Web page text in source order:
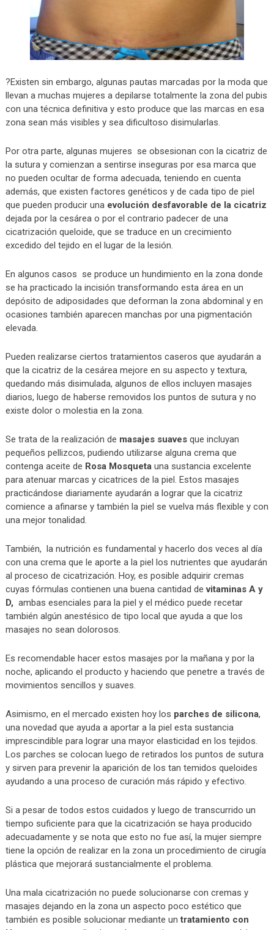
?Existen sin embargo, algunas pautas marcadas por la moda que
llevan a muchas mujeres a depilarse totalmente la zona del pubis
con una técnica definitiva y esto produce que las marcas en esa
zona sean más visibles y sea dificultoso disimularlas.
Por otra parte, algunas mujeres se obsesionan con la cicatriz de
la sutura y comienzan a sentirse inseguras por esa marca que
no pueden ocultar de forma adecuada, teniendo en cuenta
además, que existen factores genéticos y de cada tipo de piel
que pueden producir una evolución desfavorable de la cicatriz
dejada por la cesárea o por el contrario padecer de una
cicatrización queloide, que se traduce en un crecimiento
excedido del tejido en el lugar de la lesión.
En algunos casos se produce un hundimiento en la zona donde
se ha practicado la incisión transformando esta área en un
depósito de adiposidades que deforman la zona abdominal y en
ocasiones también aparecen manchas por una pigmentación
elevada.
Pueden realizarse ciertos tratamientos caseros que ayudarán a
que la cicatriz de la cesárea mejore en su aspecto y textura,
quedando más disimulada, algunos de ellos incluyen masajes
diarios, luego de haberse removidos los puntos de sutura y no
existe dolor o molestia en la zona.
Se trata de la realización de masajes suaves que incluyan
pequeños pellizcos, pudiendo utilizarse alguna crema que
contenga aceite de Rosa Mosqueta una sustancia excelente
para atenuar marcas y cicatrices de la piel. Estos masajes
practicándose diariamente ayudarán a lograr que la cicatriz
comience a afinarse y también la piel se vuelva más flexible y con
una mejor tonalidad.
También, la nutrición es fundamental y hacerlo dos veces al día
con una crema que le aporte a la piel los nutrientes que ayudarán
al proceso de cicatrización. Hoy, es posible adquirir cremas
cuyas fórmulas contienen una buena cantidad devitaminas A y
D, ambas esenciales para la piel y el médico puede recetar
también algún anestésico de tipo local que ayuda a que los
masajes no sean dolorosos.
Es recomendable hacer estos masajes por la mañana y por la
noche, aplicando el producto y haciendo que penetre a través de
movimientos sencillos y suaves.
Asimismo, en el mercado existen hoy los parches de silicona,
una novedad que ayuda a aportar a la piel esta sustancia
imprescindible para lograr una mayor elasticidad en los tejidos.
Los parches se colocan luego de retirados los puntos de sutura
y sirven para prevenir la aparición de los tan temidos queloides
ayudando a una proceso de curación más rápido y efectivo.
Si a pesar de todos estos cuidados y luego de transcurrido un
tiempo suficiente para que la cicatrización se haya producido
adecuadamente y se nota que esto no fue así, la mujer siempre
tiene la opción de realizar en la zona un procedimiento de cirugía
plástica que mejorará sustancialmente el problema.
Una mala cicatrización no puede solucionarse con cremas y
masajes dejando en la zona un aspecto poco estético que
también es posible solucionar mediante untratamiento con